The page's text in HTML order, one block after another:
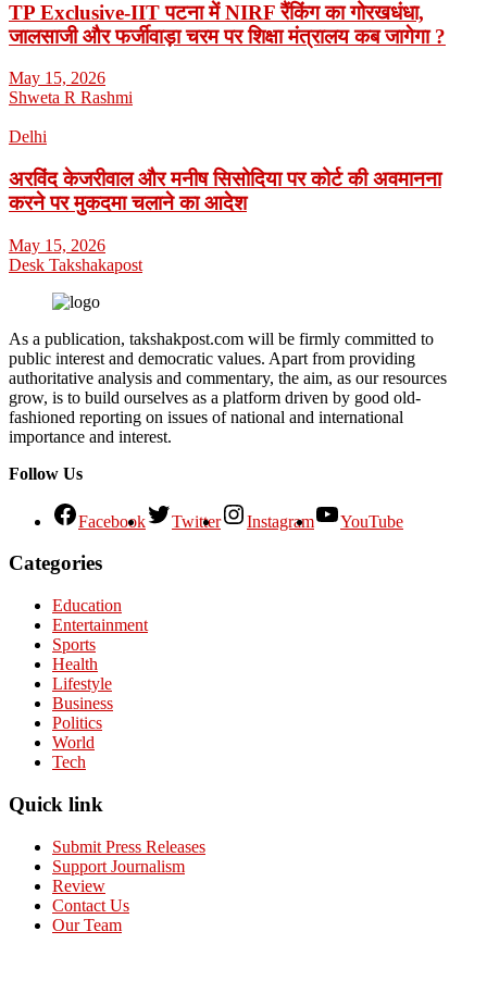
TP Exclusive-IIT पटना में NIRF रैंकिंग का गोरखधंधा,
जालसाजी और फर्जीवाड़ा चरम पर शिक्षा मंत्रालय कब जागेगा ?
May 15, 2026
Shweta R Rashmi
Delhi
अरविंद केजरीवाल और मनीष सिसोदिया पर कोर्ट की अवमानना
करने पर मुकदमा चलाने का आदेश
May 15, 2026
Desk Takshakapost
As a publication, takshakpost.com will be firmly committed to
public interest and democratic values. Apart from providing
authoritative analysis and commentary, the aim, as our resources
grow, is to build ourselves as a platform driven by good old-
fashioned reporting on issues of national and international
importance and interest.
Follow Us
Facebook Twitter Instagram YouTube
Categories
Education
Entertainment
Sports
Health
Lifestyle
Business
Politics
World
Tech
Quick link
Submit Press Releases
Support Journalism
Review
Contact Us
Our Team